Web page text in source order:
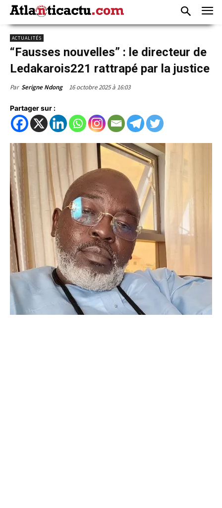
ACTUALITÉS
“Fausses nouvelles” : le directeur de
Ledakarois221 rattrapé par la justice
Par Serigne Ndong 16 octobre 2025 à 16:03
Partager sur :